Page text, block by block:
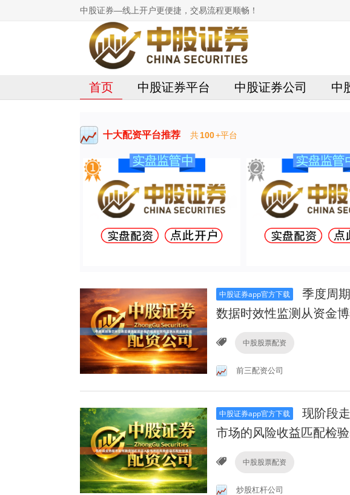
中股证券—线上开户更便捷，交易流程更顺畅！
首页 中股证券平台 中股证券公司 中
十大配资平台推荐 共100+平台
中股证券app官方下载
季度周
数据时效性监测从资金
中股股票配资
前三配资公司
中股证券app官方下载
现阶段
市场的风险收益匹配检
中股股票配资
炒股杠杆公司